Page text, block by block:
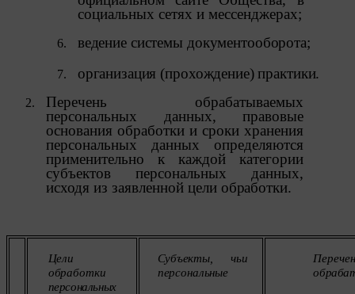
социальных сетях и мессенджерах;
ведение системы документооборота;
организация (прохождение) практики.
Перечень обрабатываемых
персональных данных, правовые
основания обработки и сроки хранения
персональных данных определяются
применительно к каждой категории
субъектов персональных данных,
исходя из заявленной цели обработки.
Цели
обработки
персональных
Субъекты, чьи
персональные
Safari
Opera
Microsoft Edge
Internet Explorer
15. Пользователь всегда может направить сообщение
с имеющимся у него вопросом, в части
использования файлов сookie, на электронную почту
Общества:
amorby80447490990@gmail.com
Мы обрабатываем куки в соответствии с
нижеуказанными целями и не используем их для
идентификации субъектов персональных данных.